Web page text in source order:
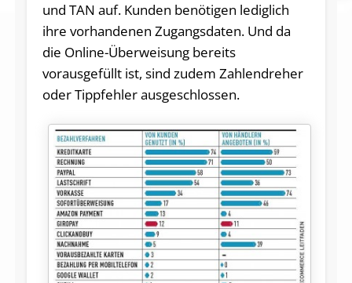
und TAN auf. Kunden benötigen lediglich
ihre vorhandenen Zugangsdaten. Und da
die Online-Überweisung bereits
vorausgefüllt ist, sind zudem Zahlendreher
oder Tippfehler ausgeschlossen.